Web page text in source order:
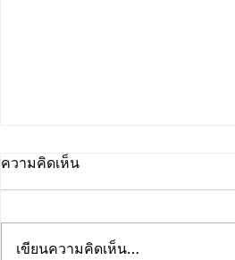
ความคิดเห็น
เขียนความคิดเห็น…